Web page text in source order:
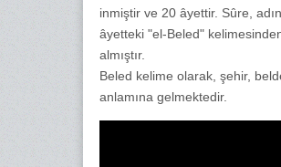
inmiştir ve 20 âyettir. Sûre,
âyetteki "el-Beled"
almıştır.
Beled kelime olarak, şehir,
anlamına gelmektedir.